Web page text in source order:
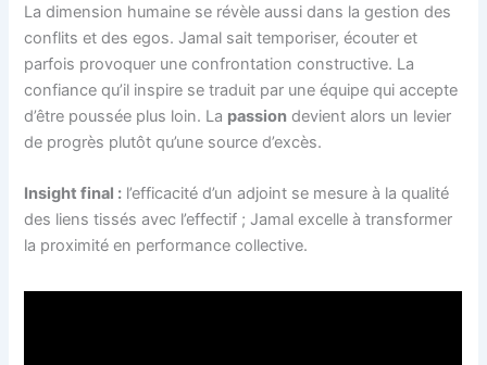
La dimension humaine se révèle aussi dans la gestion des
conflits et des egos. Jamal sait temporiser, écouter et
parfois provoquer une confrontation constructive. La
confiance qu’il inspire se traduit par une équipe qui accepte
d’être poussée plus loin. La passion devient alors un levier
de progrès plutôt qu’une source d’excès.
Insight final : l’efficacité d’un adjoint se mesure à la qualité
des liens tissés avec l’effectif ; Jamal excelle à transformer
la proximité en performance collective.